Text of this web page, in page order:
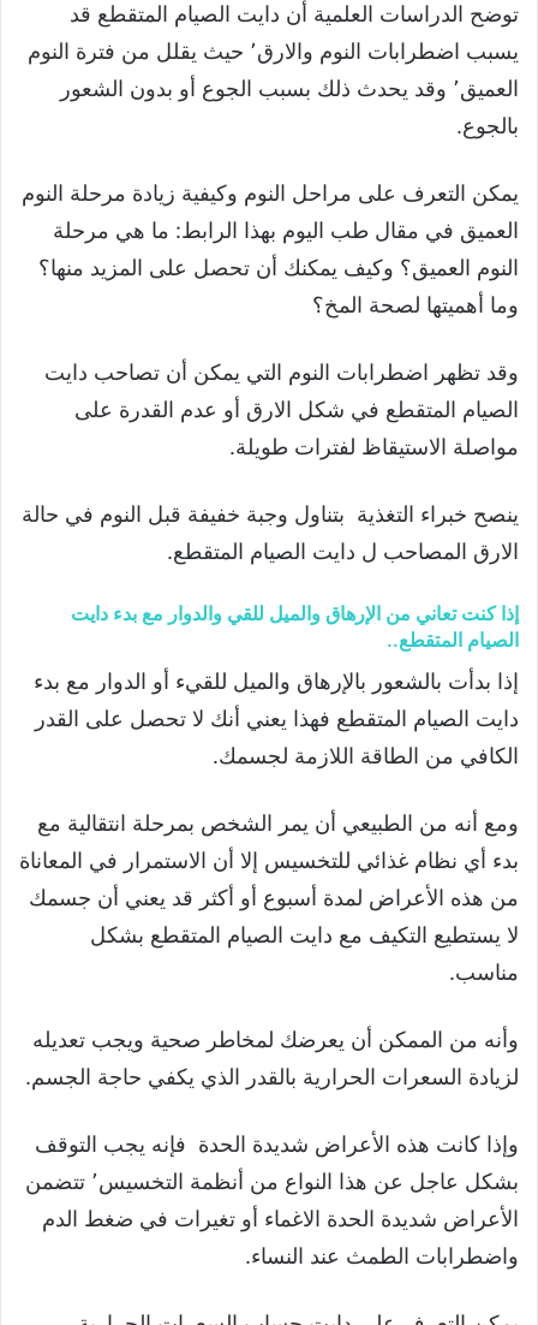
توضح الدراسات العلمية أن دايت الصيام المتقطع قد
يسبب اضطرابات النوم والارق٬ حيث يقلل من فترة النوم
العميق٬ وقد يحدث ذلك بسبب الجوع أو بدون الشعور
بالجوع.
يمكن التعرف على مراحل النوم وكيفية زيادة مرحلة النوم
العميق في مقال طب اليوم بهذا الرابط: ما هي مرحلة
النوم العميق؟ وكيف يمكنك أن تحصل على المزيد منها؟
وما أهميتها لصحة المخ؟
وقد تظهر اضطرابات النوم التي يمكن أن تصاحب دايت
الصيام المتقطع في شكل الارق أو عدم القدرة على
مواصلة الاستيقاظ لفترات طويلة.
ينصح خبراء التغذية بتناول وجبة خفيفة قبل النوم في حالة
الارق المصاحب ل دايت الصيام المتقطع.
إذا كنت تعاني من الإرهاق والميل للقي والدوار مع بدء دايت
الصيام المتقطع..
إذا بدأت بالشعور بالإرهاق والميل للقيء أو الدوار مع بدء
دايت الصيام المتقطع فهذا يعني أنك لا تحصل على القدر
الكافي من الطاقة اللازمة لجسمك.
ومع أنه من الطبيعي أن يمر الشخص بمرحلة انتقالية مع
بدء أي نظام غذائي للتخسيس إلا أن الاستمرار في المعاناة
من هذه الأعراض لمدة أسبوع أو أكثر قد يعني أن جسمك
لا يستطيع التكيف مع دايت الصيام المتقطع بشكل
مناسب.
وأنه من الممكن أن يعرضك لمخاطر صحية ويجب تعديله
لزيادة السعرات الحرارية بالقدر الذي يكفي حاجة الجسم.
وإذا كانت هذه الأعراض شديدة الحدة فإنه يجب التوقف
بشكل عاجل عن هذا النواع من أنظمة التخسيس٬ تتضمن
الأعراض شديدة الحدة الاغماء أو تغيرات في ضغط الدم
واضطرابات الطمث عند النساء.